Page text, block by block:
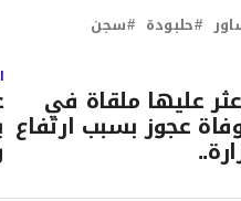
حلبودة سجن
عليها ملقاة في
عجوز بسبب ارتفاع